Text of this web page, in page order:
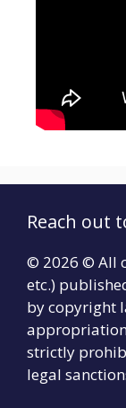
Reach out
© 2026 © All
etc.)
by copyright
strictly
legal